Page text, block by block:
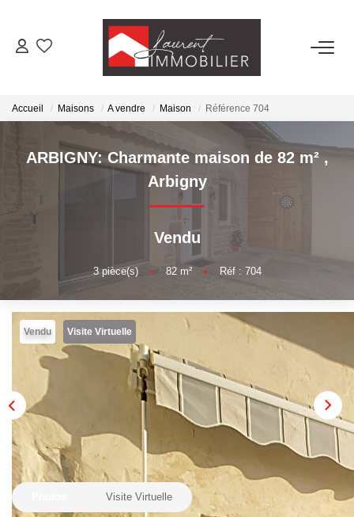
ACHETER
ESTIMER
FAIRE GÉRER
NOS AGENCES
Laurent Immobilier Pont De Vaux
Laurent Immobilier Chalon-Sur-Saone
Notre Équipe
Nous Rejoindre
Nos Actualités
CONTACT
Accueil Maisons A vendre Maison Référence 704
ARBIGNY: Charmante maison de 82 m² ,
Arbigny
Vendu
3pièce(s) • 82m² • Réf : 704
Vendu Visite Virtuelle
Visite Virtuelle